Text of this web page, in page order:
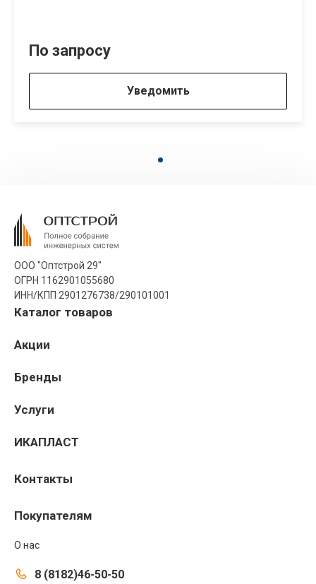
По запросу
Уведомить
ООО "Оптстрой 29"
ОГРН 1162901055680
ИНН/КПП 2901276738/290101001
Каталог товаров
Акции
Бренды
Услуги
ИКАПЛАСТ
Контакты
Покупателям
О нас
8 (8182)46-50-50